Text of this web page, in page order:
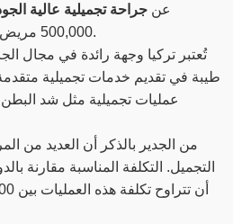
عن جراحة تجميلية عالية
500,000 مريض سنويًا من جميع أنحاء العالم.
تُعتبر تركيا وجهة رائدة في مجال
طيبة في تقديم خدمات تجميلية
عمليات تجميلية مثل شد
من الجدير بالذكر أن العديد من
التجميل. التكلفة المناسبة مقارنة